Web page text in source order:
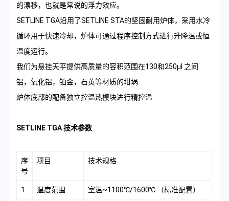
的漂移，也就是常说的浮力效应。
SETLINE TGA沿用了SETLINE STA的坚固耐用炉体，采用水冷
循环用于快速冷却，炉体可通过程序控制方式进行升降温或恒
温度运行。
我们为悬挂天平提供高质量的容积范围在130和250μl 之间
铝，氧化铝，铂金，石英等材质的坩埚
炉体底部的配备独立控温热模块进行精控温
SETLINE TGA 技术参数
序
号
项目 技术规格
1 温度范围 室温~1100℃/1600℃ （标准配置）